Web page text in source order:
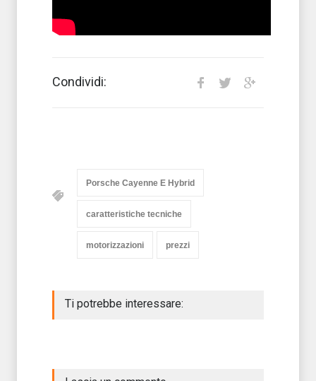
Condividi:
Porsche Cayenne E Hybrid
caratteristiche tecniche
motorizzazioni prezzi
Ti potrebbe interessare: